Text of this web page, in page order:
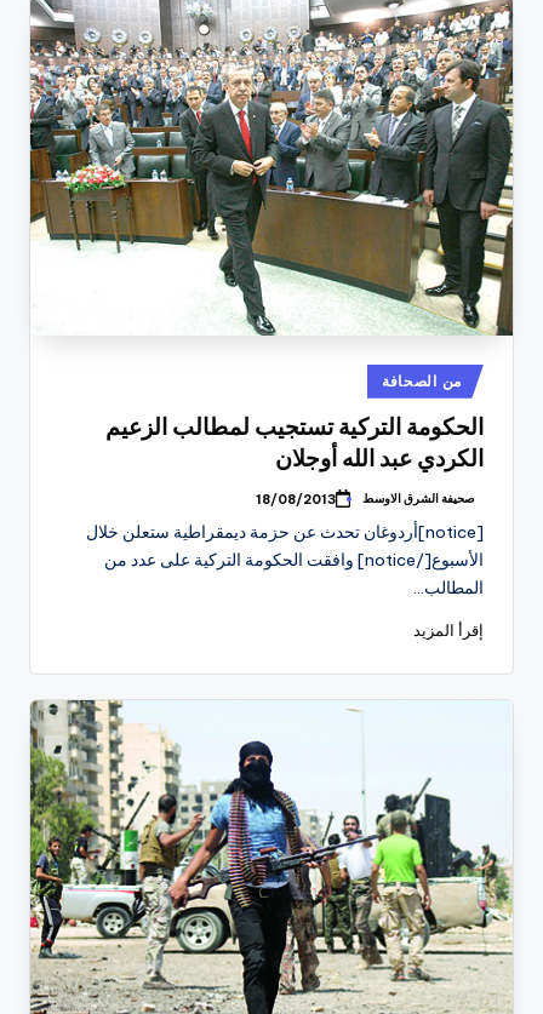
نُشر
في
من الصحافة
الحكومة التركية تستجيب لمطالب الزعيم
الكردي عبد الله أوجلان
تمّ
بواسطة
صحيفة الشرق الاوسط 18/08/2013
[notice]أردوغان تحدث عن حزمة ديمقراطية ستعلن خلال
الأسبوع[/notice] وافقت الحكومة التركية على عدد من
المطالب…
إقرأ المزيد